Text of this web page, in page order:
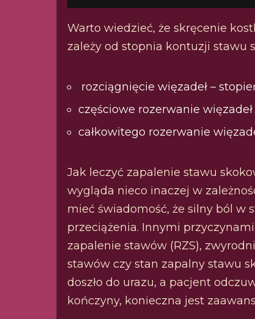
Warto wiedzieć, że skręcenie
zależy od stopnia kontuzji stawu
rozciągnięcie więzadeł –
częściowe rozerwanie
całkowitego rozerwanie
Jak leczyć zapalenie stawu
wygląda nieco inaczej w
mieć świadomość, że silny ból w
przeciążenia. Innymi
zapalenie stawów (RZS),
stawów czy stan zapalny stawu
doszło do urazu, a pacjent
kończyny, konieczna jest